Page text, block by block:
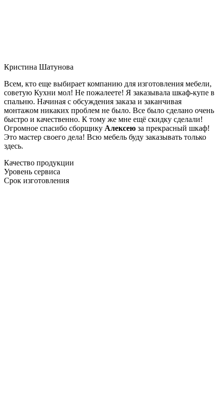
Кристина Шатунова
Всем, кто еще выбирает компанию для изготовления мебели,
советую Кухни мол! Не пожалеете! Я заказывала шкаф-купе в
спальню. Начиная с обсуждения заказа и заканчивая
монтажом никаких проблем не было. Все было сделано очень
быстро и качественно. К тому же мне ещё скидку сделали!
Огромное спасибо сборщику Алексею за прекрасный шкаф!
Это мастер своего дела! Всю мебель буду заказывать только
здесь.
Качество продукции
Уровень сервиса
Срок изготовления